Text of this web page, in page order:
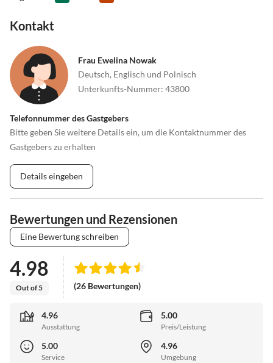
Kontakt
Frau Ewelina Nowak
Deutsch, Englisch und Polnisch
Unterkunfts-Nummer: 43800
Telefonnummer des Gastgebers
Bitte geben Sie weitere Details ein, um die Kontaktnummer des
Gastgebers zu erhalten
Details eingeben
Bewertungen und Rezensionen
Eine Bewertung schreiben
4.98
Out of 5 (26 Bewertungen)
4.96
Ausstattung
5.00
Preis/Leistung
5.00
Service
4.96
Umgebung